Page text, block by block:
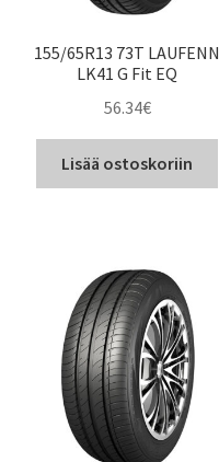
155/65R13 73T LAUFENN
LK41 G Fit EQ
56.34€
Lisää ostoskoriin